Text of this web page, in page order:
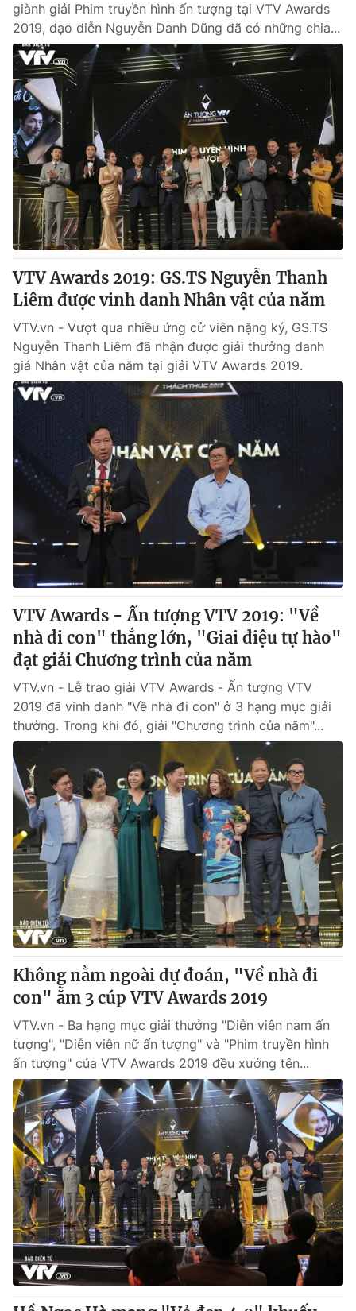
giành giải Phim truyền hình ấn tượng tại VTV Awards
2019, đạo diễn Nguyễn Danh Dũng đã có những chia...
VTV Awards 2019: GS.TS Nguyễn Thanh
Liêm được vinh danh Nhân vật của năm
VTV.vn - Vượt qua nhiều ứng cử viên nặng ký, GS.TS
Nguyễn Thanh Liêm đã nhận được giải thưởng danh
giá Nhân vật của năm tại giải VTV Awards 2019.
VTV Awards - Ấn tượng VTV 2019: "Về
nhà đi con" thắng lớn, "Giai điệu tự hào"
đạt giải Chương trình của năm
VTV.vn - Lễ trao giải VTV Awards - Ấn tượng VTV
2019 đã vinh danh "Về nhà đi con" ở 3 hạng mục giải
thưởng. Trong khi đó, giải "Chương trình của năm"...
Không nằm ngoài dự đoán, "Về nhà đi
con" ẵm 3 cúp VTV Awards 2019
VTV.vn - Ba hạng mục giải thưởng "Diễn viên nam ấn
tượng", "Diễn viên nữ ấn tượng" và "Phim truyền hình
ấn tượng" của VTV Awards 2019 đều xướng tên...